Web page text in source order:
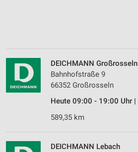
DEICHMANN Großrosseln
Bahnhofstraße 9
66352 Großrosseln
Heute 09:00 - 19:00 Uhr |
589,35 km
DEICHMANN Lebach